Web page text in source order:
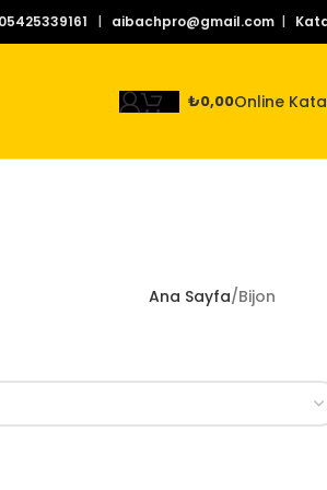
| aibachpro@gmail.com |
₺0,00Online
Ana Sayfa Bijon